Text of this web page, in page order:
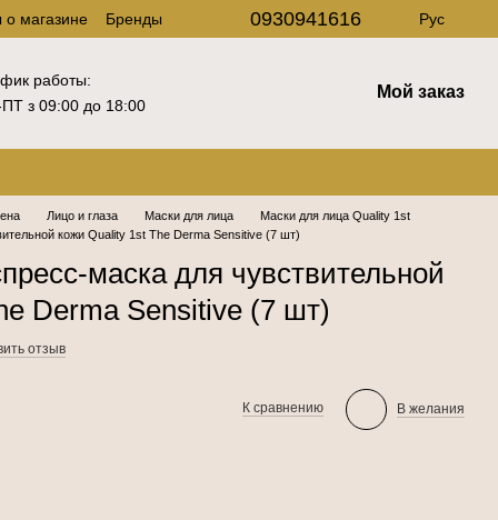
о магазине Бренды 0930941616 Рус
работы:
з 09:00 до 18:00
Мой заказ
Лицо и глаза Маски для лица
Маски для лица Quality 1st
кожи Quality 1st The Derma Sensitive (7 шт)
маска для чувствительной
Derma Sensitive (7 шт)
отзыв
К сравнению В желания